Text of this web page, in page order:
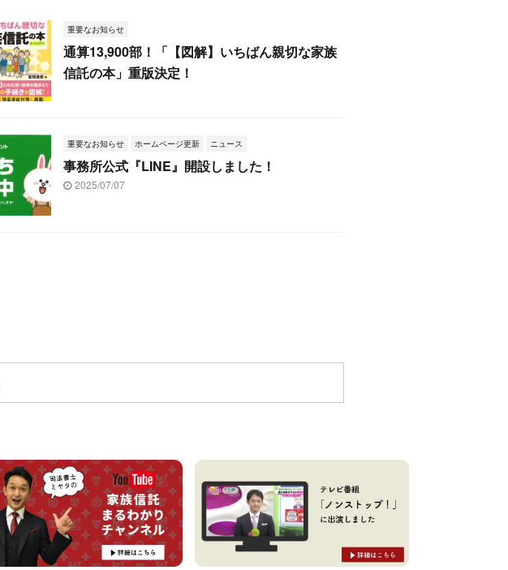
重要なお知らせ
通算13,900部！「【図解】いちばん親切な家族
信託の本」重版決定！
重要なお知らせ ホームページ更新 ニュース
事務所公式『LINE』開設しました！
2025/07/07